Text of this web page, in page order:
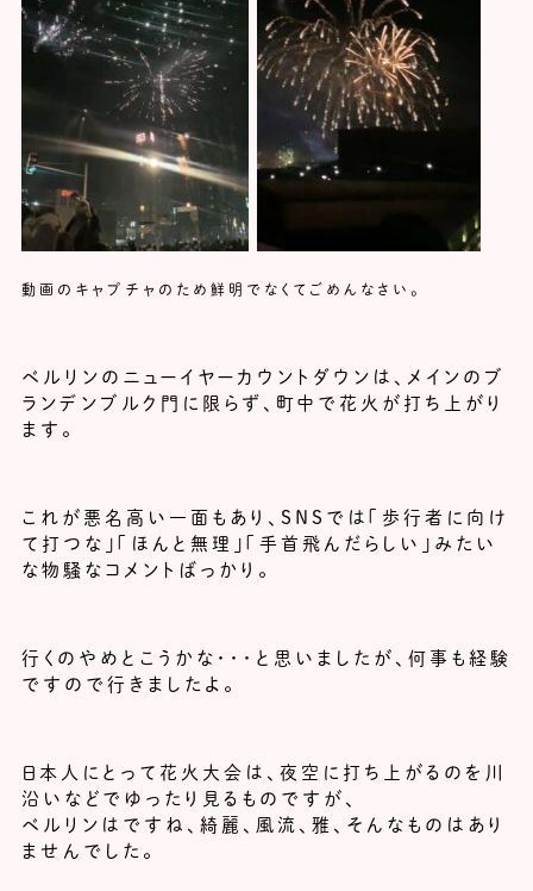
動画のキャプチャのため鮮明でなくてごめんなさい。
ベルリンのニューイヤーカウントダウンは、メインのブ
ランデンブルク門に限らず、町中で花火が打ち上がり
ます。
これが悪名高い一面もあり、SNSでは「歩行者に向け
て打つな」「ほんと無理」「手首飛んだらしい」みたい
な物騒なコメントばっかり。
行くのやめとこうかな・・・と思いましたが、何事も経験
ですので行きましたよ。
日本人にとって花火大会は、夜空に打ち上がるのを川
沿いなどでゆったり見るものですが、
ベルリンはですね、綺麗、風流、雅、そんなものはあり
ませんでした。